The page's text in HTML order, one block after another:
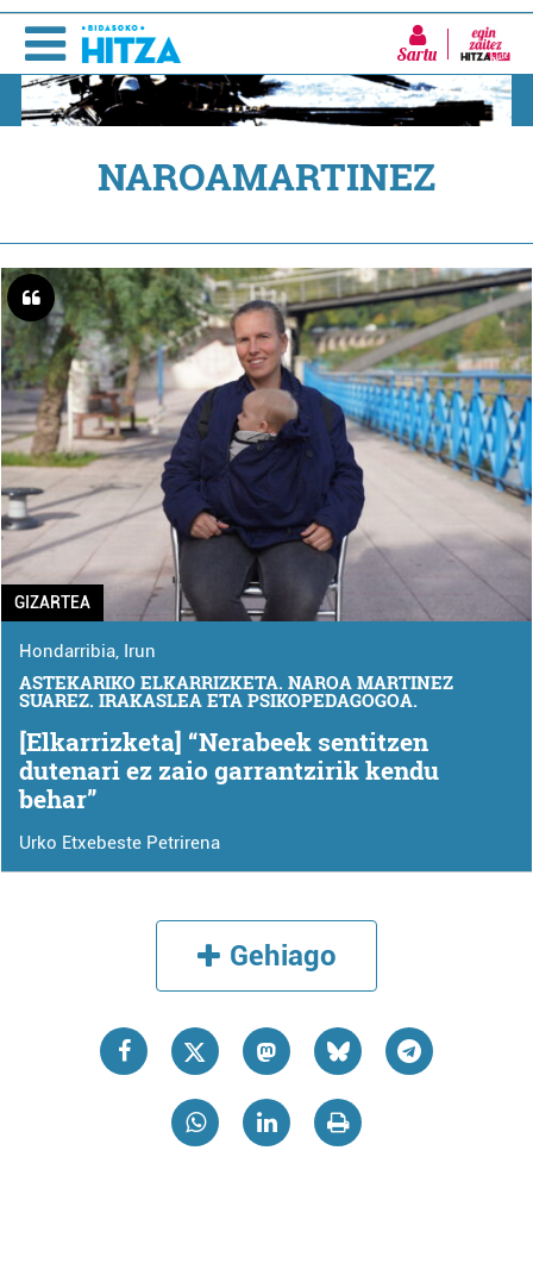
Sartu
NAROAMARTINEZ
GIZARTEA
Hondarribia, Irun
ASTEKARIKO ELKARRIZKETA. NAROA MARTINEZ
SUAREZ. IRAKASLEA ETA PSIKOPEDAGOGOA.
[Elkarrizketa] “Nerabeek sentitzen
dutenari ez zaio garrantzirik kendu
behar”
Urko Etxebeste Petrirena
Gehiago